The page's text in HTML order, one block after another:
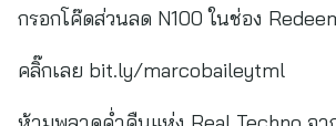
กรอกโค๊ดส่วนลด N100 ในช่อง
คลิ๊กเลย bit.ly/marcobaileytml